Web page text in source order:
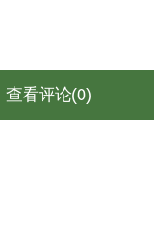
查看评论(0)